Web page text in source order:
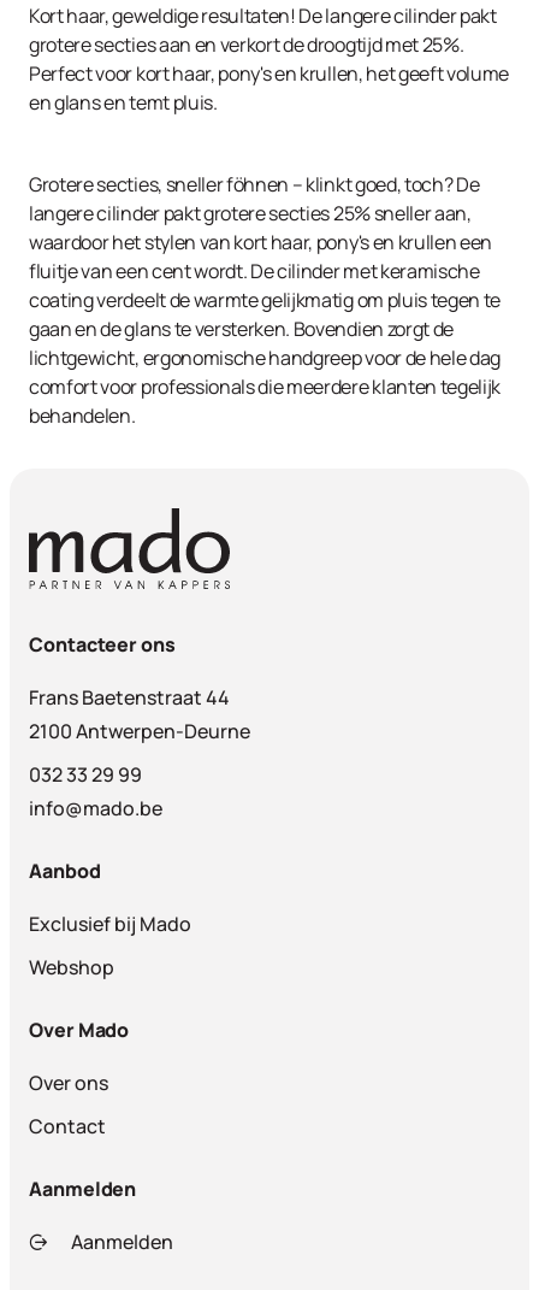
Kort haar, geweldige resultaten! De langere cilinder pakt
grotere secties aan en verkort de droogtijd met 25%.
Perfect voor kort haar, pony's en krullen, het geeft volume
en glans en temt pluis.
Grotere secties, sneller föhnen – klinkt goed, toch? De
langere cilinder pakt grotere secties 25% sneller aan,
waardoor het stylen van kort haar, pony's en krullen een
fluitje van een cent wordt. De cilinder met keramische
coating verdeelt de warmte gelijkmatig om pluis tegen te
gaan en de glans te versterken. Bovendien zorgt de
lichtgewicht, ergonomische handgreep voor de hele dag
comfort voor professionals die meerdere klanten tegelijk
behandelen.
Contacteer ons
Frans Baetenstraat 44
2100 Antwerpen-Deurne
032 33 29 99
info@mado.be
Aanbod
Exclusief bij Mado
Webshop
Over Mado
Over ons
Contact
Aanmelden
Aanmelden